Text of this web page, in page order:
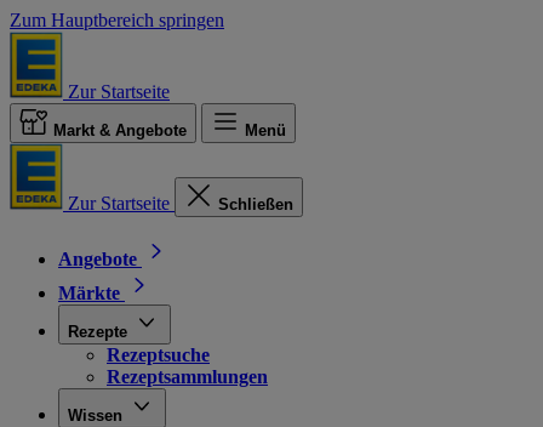
Zum Hauptbereich springen
Zur Startseite
Markt & Angebote Menü
Zur Startseite Schließen
Angebote
Märkte
Rezepte
Rezeptsuche
Rezeptsammlungen
Wissen